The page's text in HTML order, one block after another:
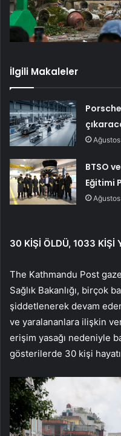
İlgili Makaleler
BTSO
Eğitimi
30 KİŞİ ÖLDÜ, 1033 KİŞİ
The Kathmandu Post
Sağlık Bakanlığı, birçok
şiddetlenerek devam
ve yaralananlara ilişkin
erişim yasağı nedeniyle
gösterilerde 30 kişi